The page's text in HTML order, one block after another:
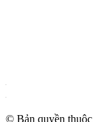
© Bản quyền thuộc